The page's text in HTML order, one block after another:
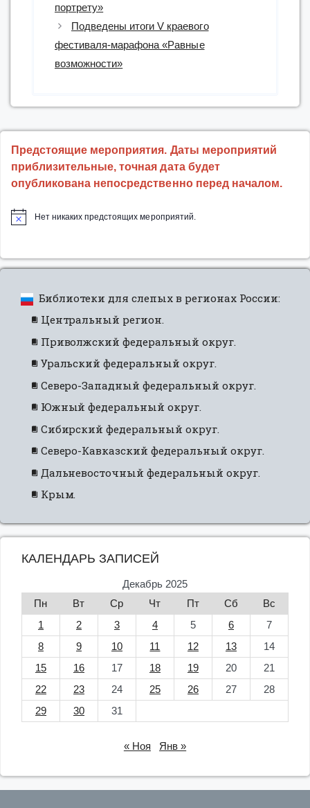
портрету»
Подведены итоги V краевого
фестиваля-марафона «Равные
возможности»
Предстоящие мероприятия. Даты мероприятий
приблизительные, точная дата будет
опубликована непосредственно перед началом.
Нет никаких предстоящих мероприятий.
Библиотеки для слепых в регионах России:
Центральный регион.
Приволжский федеральный округ.
Уральский федеральный округ.
Северо-Западный федеральный округ.
Южный федеральный округ.
Сибирский федеральный округ.
Северо-Кавказский федеральный округ.
Дальневосточный федеральный округ.
Крым.
КАЛЕНДАРЬ ЗАПИСЕЙ
Декабрь 2025
Пн
Вт Ср Чт Пт Сб
Вс
1
2 3 4 5 6
7
8
9 10 11 12 13
14
15
16 17 18 19 20
21
22
23 24 25 26 27
28
29
30 31
« Ноя Янв »